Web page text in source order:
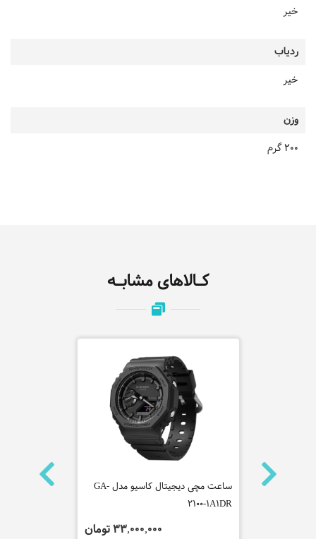
خیر
ردیاب
خیر
وزن
200 گرم
کـالاهای مشابـه
ساعت مچی
ساعت مچی دیجیتال کاسیو مدل GA-
2100-1A1DR
33,000,000 تومان